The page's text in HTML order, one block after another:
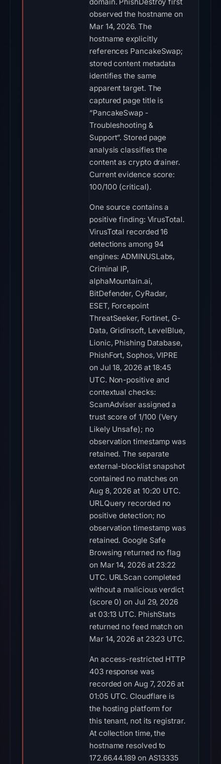
observed the hostname on
Mar 14, 2026. The
hostname explicitly
references PancakeSwap;
stored content metadata
identifies the same
apparent target. The
captured page title is
“PancakeSwap -
Troubleshooting &
Support”. Stored page
analysis classifies the
content as crypto drainer.
Current evidence score:
100/100 (critical).
One source contains a
positive finding: VirusTotal.
VirusTotal recorded 16
detections among 94
engines: ADMINUSLabs,
Criminal IP,
alphaMountain.ai,
BitDefender, CyRadar,
ESET, Forcepoint
ThreatSeeker, Fortinet, G-
Data, Gridinsoft, LevelBlue,
Lionic, Phishing Database,
PhishFort, Sophos, VIPRE
on Jul 18, 2026 at 18:45
UTC. Non-positive and
contextual checks:
ScamAdviser assigned a
trust score of 1/100 (Very
Likely Unsafe); no
observation timestamp was
retained. The separate
external-blocklist snapshot
contained no matches on
Aug 8, 2026 at 10:20 UTC.
URLQuery recorded no
positive detection; no
observation timestamp was
retained. Google Safe
Browsing returned no flag
on Mar 14, 2026 at 23:22
UTC. URLScan completed
without a malicious verdict
(score 0) on Jul 29, 2026
at 03:13 UTC. PhishStats
returned no feed match on
Mar 14, 2026 at 23:23 UTC.
An access-restricted HTTP
403 response was
recorded on Aug 7, 2026 at
01:05 UTC. Cloudflare is
the hosting platform for
this tenant, not its registrar.
At collection time, the
hostname resolved to
172.66.44.189 on AS13335